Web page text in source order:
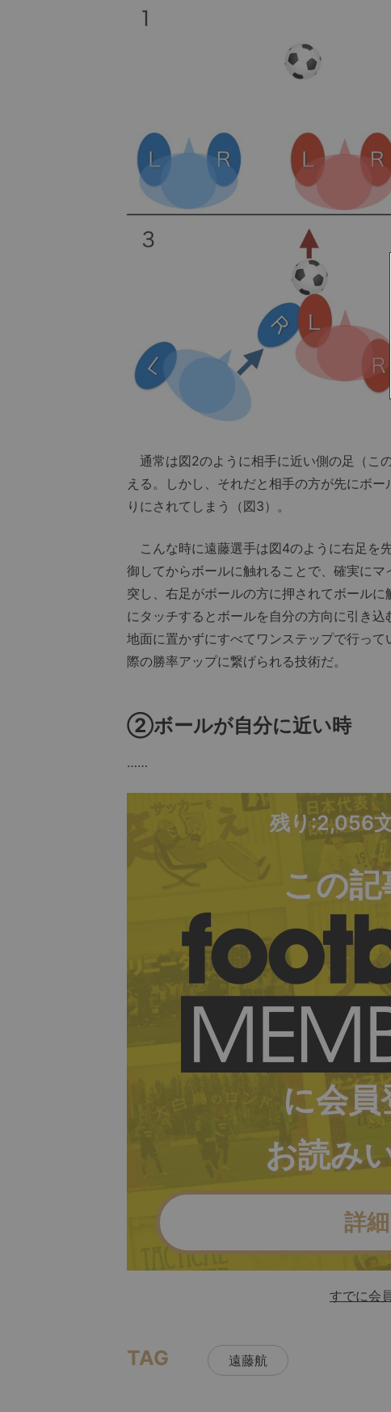
通常は図2のように相手に近い側の足（こ
える。しかし、それだと相手の方が先にボ
りにされてしまう（図3）。
こんな時に遠藤選手は図4のように右足を
御してからボールに触れることで、確実に
突し、右足がボールの方に押されてボール
にタッチするとボールを自分の方向に引き
地面に置かずにすべてワンステップで行っ
際の勝率アップに繋げられる技術だ。
②ボールが自分に近い時
……
残り:2,056
この
に会員
お読み
詳
すでに会
TAG 遠藤航